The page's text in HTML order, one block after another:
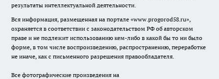
результаты интеллектуальной деятельности.
Вся информация, размещенная на портале «www.progorod58.ru»,
охраняется в соответствии с законодательством РФ об авторском
праве и не подлежит использованию кем-либо в какой бы то ни было
форме, в том числе воспроизведению, распространению, переработке
не иначе, как с письменного разрешения правообладателя.
Все фотографические произведения на